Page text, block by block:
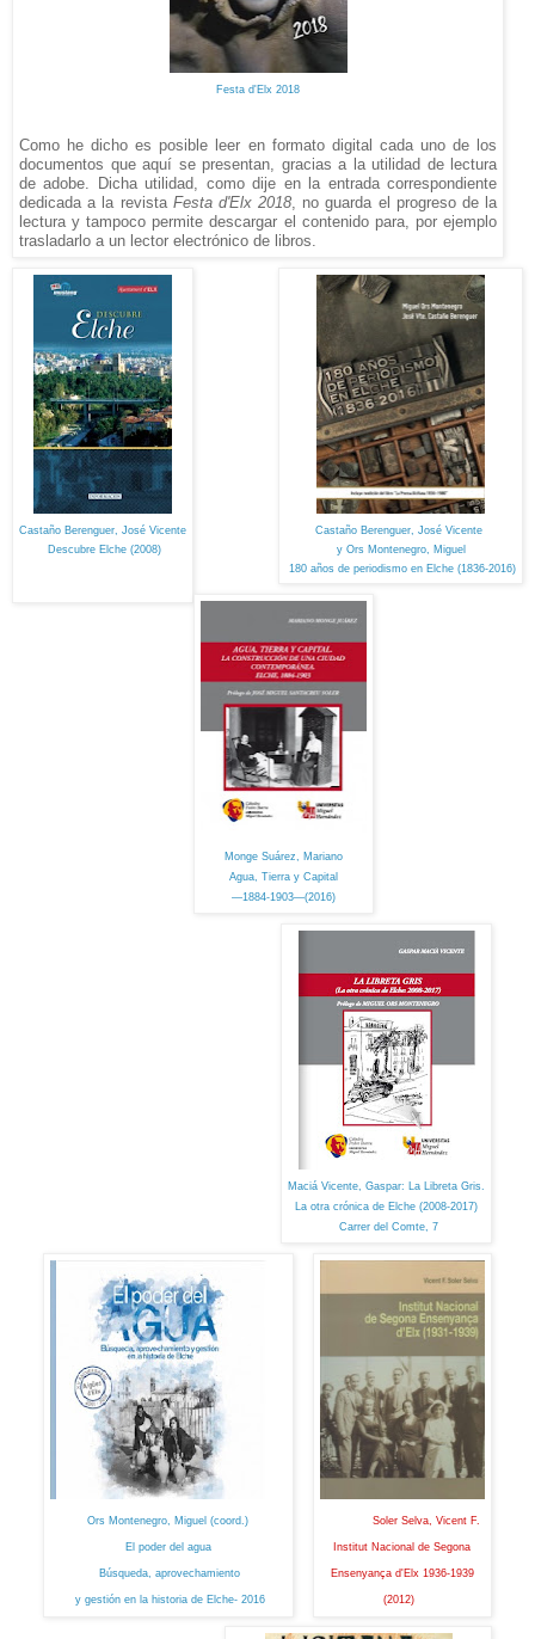
Festa d'Elx 2018
Como he dicho es posible leer en formato digital cada uno de los
documentos que aquí se presentan, gracias a la utilidad de lectura
de adobe. Dicha utilidad, como dije en la entrada correspondiente
dedicada a la revista Festa d'Elx 2018 , no guarda el progreso de la
lectura y tampoco permite descargar el contenido para, por ejemplo
trasladarlo a un lector electrónico de libros.
Castaño Berenguer, José Vicente
Descubre Elche (2008)
Castaño Berenguer, José Vicente
y Ors Montenegro, Miguel
180 años de periodismo en Elche (1836-2016)
Monge Suárez, Mariano
Agua, Tierra y Capital
—1884-1903—(2016)
Maciá Vicente, Gaspar: La Libreta Gris.
La otra crónica de Elche (2008-2017)
Carrer del Comte, 7
Ors Montenegro, Miguel (coord.)
El poder del agua
Búsqueda, aprovechamiento
y gestión en la historia de Elche- 2016
Soler Selva, Vicent F.
Institut Nacional de Segona
Ensenyança d'Elx 1936-1939
(2012)